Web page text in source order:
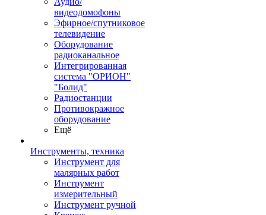
видеодомофоны
Эфирное/спутниковое
телевидение
Оборудование
радиоканальное
Интегрированная
система "ОРИОН"
"Болид"
Радиостанции
Противокражное
оборудование
Ещё
Инструменты, техника
Инструмент для
малярных работ
Инструмент
измерительный
Инструмент ручной